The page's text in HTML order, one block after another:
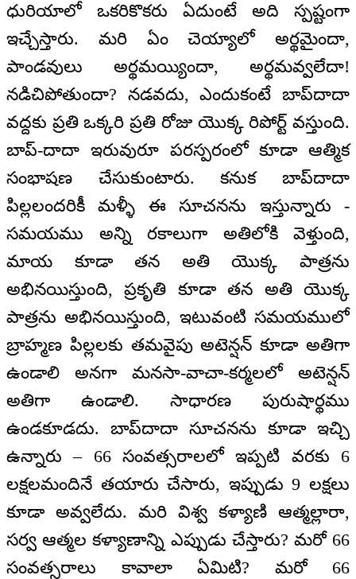
ధురియాలో ఒకరికొకరు ఏదుంటే అది స్పష్టంగా
ఇచ్చేస్తారు. మరి ఏం చెయ్యాలో అర్థమైందా,
పాండవులు అర్థమయ్యిందా, అర్థమవ్వలేదా!
నడిచిపోతుందా? నడవదు, ఎందుకంటే బాప్‌దాదా
వద్దకు ప్రతి ఒక్కరి ప్రతి రోజు యొక్క రిపోర్ట్ వస్తుంది.
బాప్‌-దాదా ఇరువురూ పరస్పరంలో కూడా ఆత్మిక
సంభాషణ చేసుకుంటారు. కనుక బాప్‌దాదా
పిల్లలందరికీ మళ్ళీ ఈ సూచనను ఇస్తున్నారు -
సమయము అన్ని రకాలుగా అతిలోకి వెళ్తుంది,
మాయ కూడా తన అతి యొక్క పాత్రను
అభినయిస్తుంది, ప్రకృతి కూడా తన అతి యొక్క
పాత్రను అభినయిస్తుంది, ఇటువంటి సమయములో
బ్రాహ్మణ పిల్లలకు తమవైపు అటెన్షన్ కూడా అతిగా
ఉండాలి అనగా మనసా-వాచా-కర్మలలో అటెన్షన్
అతిగా ఉండాలి. సాధారణ పురుషార్థము
ఉండకూడదు. బాప్‌దాదా సూచనను కూడా ఇచ్చి
ఉన్నారు – 66 సంవత్సరాలలో ఇప్పటి వరకు 6
లక్షలమందినే తయారు చేసారు, ఇప్పుడు 9 లక్షలు
కూడా అవ్వలేదు. మరి విశ్వ కళ్యాణి ఆత్మల్లారా,
సర్వ ఆత్మల కళ్యాణాన్ని ఎప్పుడు చేస్తారు? మరో 66
సంవత్సరాలు కావాలా ఏమిటి? మరో 66